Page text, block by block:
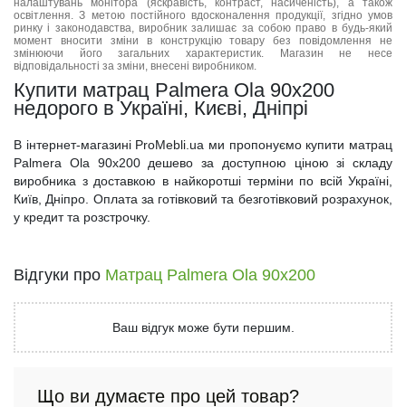
налаштувань монітора (яскравість, контраст, насиченість), а також
освітлення. З метою постійного вдосконалення продукції, згідно умов
ринку і законодавства, виробник залишає за собою право в будь-який
момент вносити зміни в конструкцію товару без повідомлення не
змінюючи його загальних характеристик. Магазин не несе
відповідальності за зміни, внесені виробником.
Купити матрац Palmera Ola 90x200
недорого в Україні, Києві, Дніпрі
В інтернет-магазині ProMebli.ua ми пропонуємо купити матрац
Palmera Ola 90x200 дешево за доступною ціною зі складу
виробника з доставкою в найкоротші терміни по всій Україні,
Київ, Дніпро. Оплата за готівковий та безготівковий розрахунок,
у кредит та розстрочку.
Відгуки про Матрац Palmera Ola 90x200
Ваш відгук може бути першим.
Що ви думаєте про цей товар?